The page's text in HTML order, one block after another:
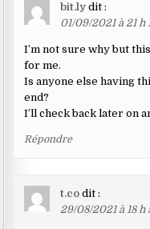
bit.ly dit :
01/09/2021 à 21 h
I’m not sure why but
for me.
Is anyone else having
end?
I’ll check back later on
Répondre
t.co dit :
29/08/2021 à 18